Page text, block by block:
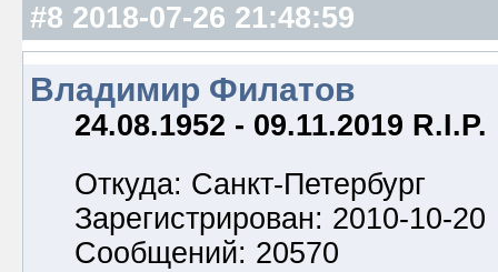
#8 2018-07-26 21:48:59
Владимир Филатов
24.08.1952 - 09.11.2019 R.I.P.
Откуда: Санкт-Петербург
Зарегистрирован: 2010-10-20
Сообщений: 20570